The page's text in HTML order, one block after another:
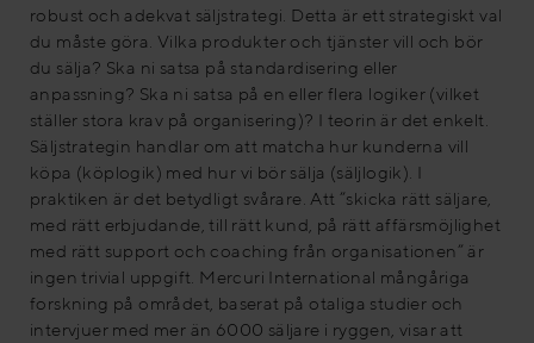
robust och adekvat säljstrategi. Detta är ett strategiskt val
du måste göra. Vilka produkter och tjänster vill och bör
du sälja? Ska ni satsa på standardisering eller
anpassning? Ska ni satsa på en eller flera logiker (vilket
ställer stora krav på organisering)? I teorin är det enkelt.
Säljstrategin handlar om att matcha hur kunderna vill
köpa (köplogik) med hur vi bör sälja (säljlogik). I
praktiken är det betydligt svårare. Att ”skicka rätt säljare,
med rätt erbjudande, till rätt kund, på rätt affärsmöjlighet
med rätt support och coaching från organisationen” är
ingen trivial uppgift. Mercuri International mångåriga
forskning på området, baserat på otaliga studier och
intervjuer med mer än 6000 säljare i ryggen, visar att